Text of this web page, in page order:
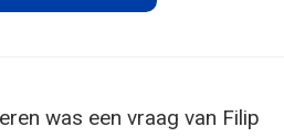
was een vraag van Filip